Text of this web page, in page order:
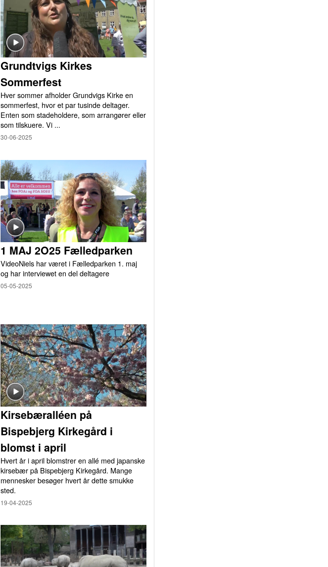
Grundtvigs Kirkes
Sommerfest
Hver sommer afholder Grundvigs Kirke en
sommerfest, hvor et par tusinde deltager.
Enten som stadeholdere, som arrangører eller
som tilskuere. Vi ...
30-06-2025
1 MAJ 2O25 Fælledparken
VideoNiels har været i Fælledparken 1. maj
og har interviewet en del deltagere
05-05-2025
Kirsebæralléen på
Bispebjerg Kirkegård i
blomst i april
Hvert år i april blomstrer en allé med japanske
kirsebær på Bispebjerg Kirkegård. Mange
mennesker besøger hvert år dette smukke
sted.
19-04-2025